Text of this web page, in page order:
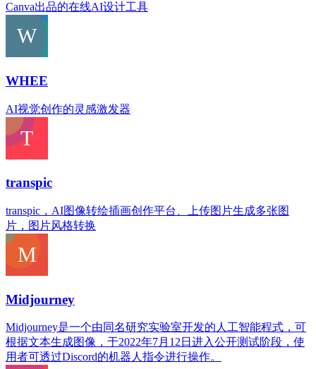
Canva出品的在线AI设计工具
WHEE
AI视觉创作的灵感激发器
transpic
transpic，AI图像转绘插画创作平台、上传图片生成多张图
片，图片风格转换
Midjourney
Midjourney是一个由同名研究实验室开发的人工智能程式，可
根据文本生成图像，于2022年7月12日进入公开测试阶段，使
用者可透过Discord的机器人指令进行操作。